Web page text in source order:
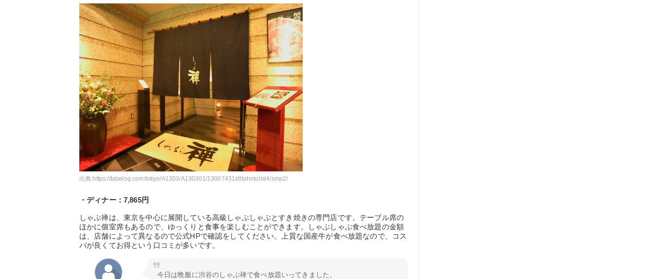
出典:https://tabelog.com/tokyo/A1303/A130301/13007431/dtlphotolst/4/smp2/
・ディナー：7,865円
しゃぶ禅は、東京を中心に展開している高級しゃぶしゃぶとすき焼きの専門店です。テーブル席の
ほかに個室席もあるので、ゆっくりと食事を楽しむことができます。しゃぶしゃぶ食べ放題の金額
は、店舗によって異なるので公式HPで確認をしてください。上質な国産牛が食べ放題なので、コス
パが良くてお得という口コミが多いです。
今日は晩飯に渋谷のしゃぶ禅で食べ放題いってきました。